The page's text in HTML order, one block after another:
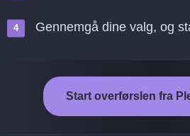
Gennemgå dine valg, og
Start overførslen fra